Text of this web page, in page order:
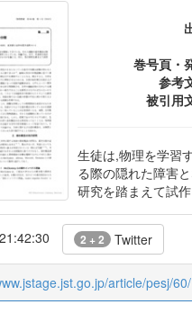
巻号頁・
参考
被引用
生徒は,物理を学習
る際の隠れた障害
研究を踏まえて試
2 + 2 Twitter
article/pesj/